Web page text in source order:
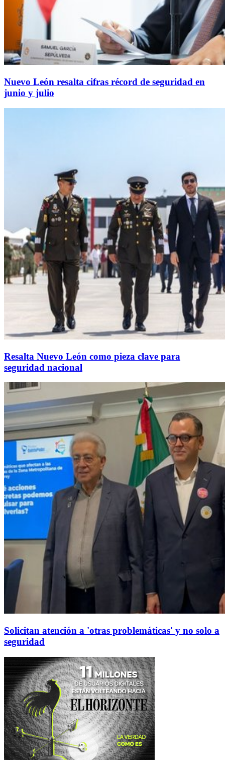
Nuevo León resalta cifras récord de seguridad en
junio y julio
Resalta Nuevo León como pieza clave para
seguridad nacional
Solicitan atención a 'otras problemáticas' y no solo a
seguridad